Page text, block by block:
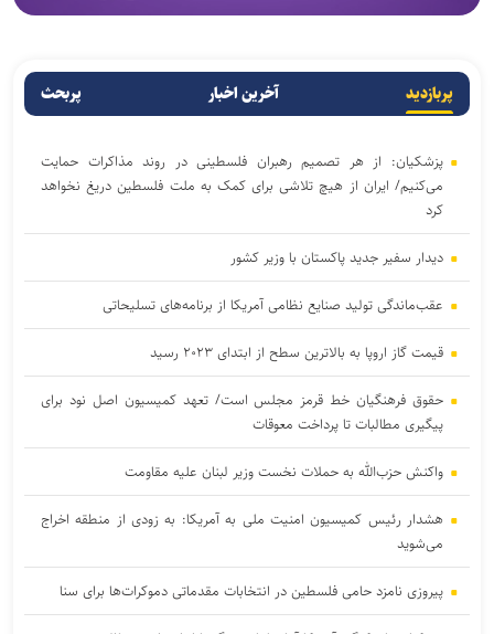
پربازدید آخرین اخبار پربحث
پزشکیان: از هر تصمیم رهبران فلسطینی در روند مذاکرات حمایت
می‌کنیم/ ایران از هیچ تلاشی برای کمک به ملت فلسطین دریغ نخواهد
کرد
دیدار سفیر جدید پاکستان با وزیر کشور
عقب‌ماندگی تولید صنایع نظامی آمریکا از برنامه‌های تسلیحاتی
قیمت گاز اروپا به بالاترین سطح از ابتدای ۲۰۲۳ رسید
حقوق فرهنگیان خط قرمز مجلس است/ تعهد کمیسیون اصل نود برای
پیگیری مطالبات تا پرداخت معوقات
واکنش حزب‌الله به حملات نخست‌ وزیر لبنان علیه مقاومت
هشدار رئیس کمیسیون امنیت ملی به آمریکا: به زودی از منطقه اخراج
می‌شوید
پیروزی نامزد حامی فلسطین در انتخابات مقدماتی دموکرات‌ها برای سنا